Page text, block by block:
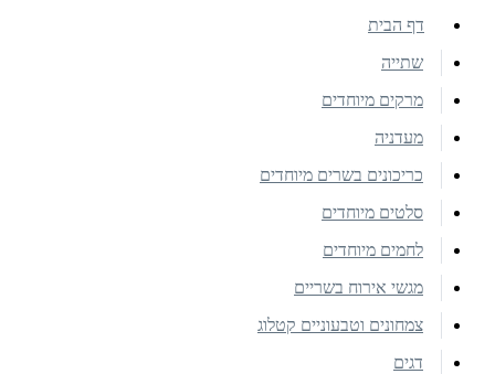
דף הבית
שתייה
מרקים מיוחדים
מעדניה
כריכונים בשרים מיוחדים
סלטים מיוחדים
לחמים מיוחדים
מגשי אירוח בשריים
צמחונים וטבעוניים קטלוג
דגים